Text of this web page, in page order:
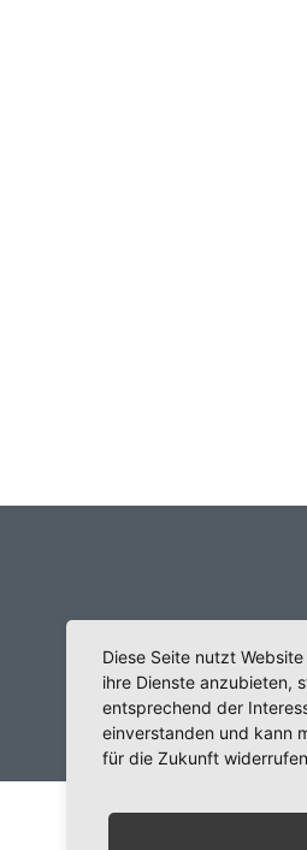
Diese Seite nutzt
ihre Dienste anzubieten,
entsprechend der
einverstanden und kann
für die Zukunft